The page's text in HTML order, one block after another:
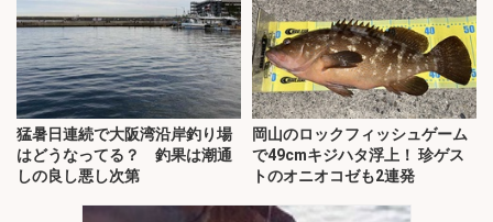
猛暑日連続で大阪湾沿岸釣り場
はどうなってる？ 釣果は潮通
しの良し悪し次第
岡山のロックフィッシュゲーム
で49cmキジハタ浮上！ 珍ゲス
トのオニオコゼも2連発